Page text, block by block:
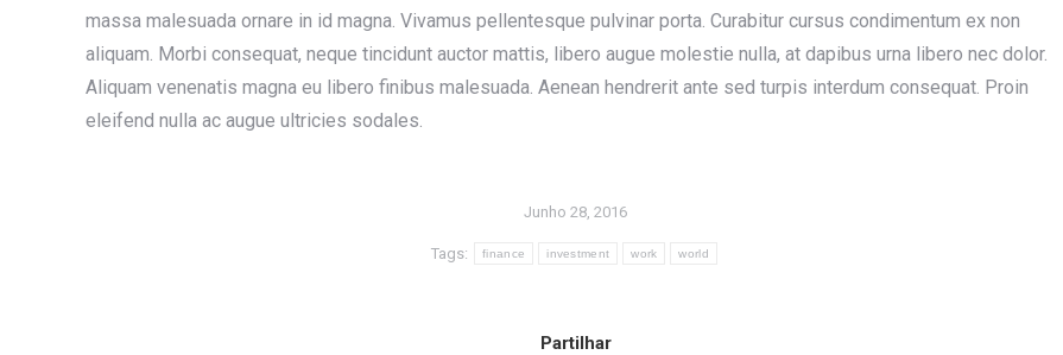
massa malesuada ornare in id magna. Vivamus pellentesque pulvinar porta. Curabitur cursus condimentum ex non
aliquam. Morbi consequat, neque tincidunt auctor mattis, libero augue molestie nulla, at dapibus urna libero nec dolor.
Aliquam venenatis magna eu libero finibus malesuada. Aenean hendrerit ante sed turpis interdum consequat. Proin
eleifend nulla ac augue ultricies sodales.
Junho 28, 2016
Tags: finance investment work world
Partilhar